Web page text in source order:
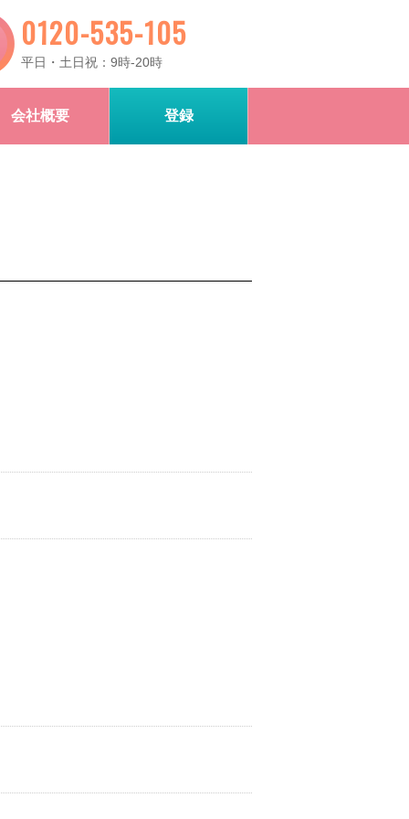
0120-535-105
平日・土日祝：9時-20時
会社概要 登録